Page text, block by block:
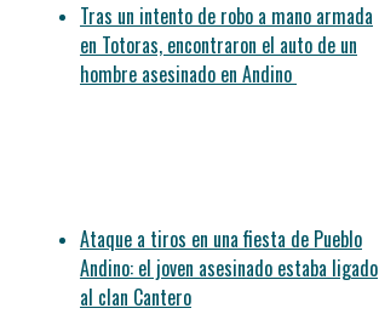
Tras un intento de robo a mano armada
en Totoras, encontraron el auto de un
hombre asesinado en Andino
Ataque a tiros en una fiesta de Pueblo
Andino: el joven asesinado estaba ligado
al clan Cantero